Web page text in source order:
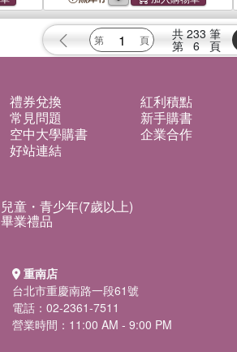
共 233 筆
第 6 頁
禮券兌換
紅利積點
常見問題
新手購書
空中大學購書
企業合作
好站連結
兒童・青少年(7歲以上)
畢業禮品
重南店
台北市重慶南路一段61號
電話：02-2361-7511
營業時間：11:00 AM - 9:00 PM